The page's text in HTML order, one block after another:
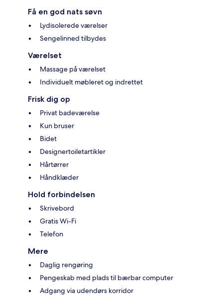
Få en god nats søvn
Lydisolerede værelser
Sengelinned tilbydes
Værelset
Massage på værelset
Individuelt møbleret og indrettet
Frisk dig op
Privat badeværelse
Kun bruser
Bidet
Designertoiletartikler
Hårtørrer
Håndklæder
Hold forbindelsen
Skrivebord
Gratis Wi-Fi
Telefon
Mere
Daglig rengøring
Pengeskab med plads til bærbar computer
Adgang via udendørs korridor